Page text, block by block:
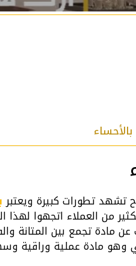
تشهد تطورات كبيرة ويعتبر
من العملاء اتجهوا
عن مادة تجمع بين المتانة
وهو مادة عملية وراقية